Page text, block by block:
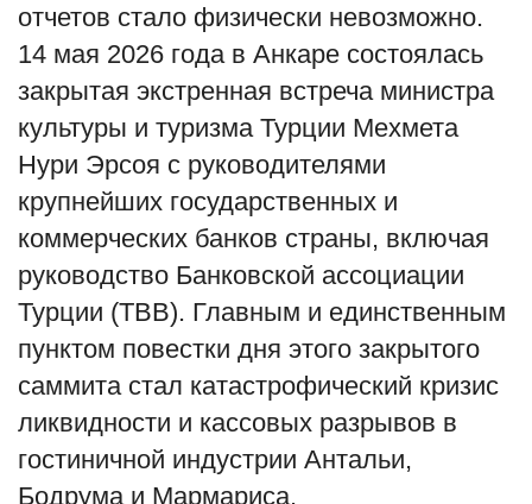
Россия
Язык
отчетов стало физически невозможно.
14 мая 2026 года в Анкаре состоялась
закрытая экстренная встреча министра
культуры и туризма Турции Мехмета
Нури Эрсоя с руководителями
крупнейших государственных и
коммерческих банков страны, включая
руководство Банковской ассоциации
Турции (TBB). Главным и единственным
пунктом повестки дня этого закрытого
саммита стал катастрофический кризис
ликвидности и кассовых разрывов в
гостиничной индустрии Антальи,
Бодрума и Мармариса.